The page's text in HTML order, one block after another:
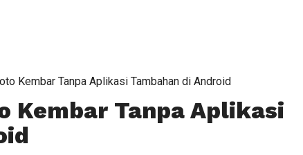
Kembar Tanpa Aplikasi Tambahan di Android
Kembar Tanpa Aplikasi